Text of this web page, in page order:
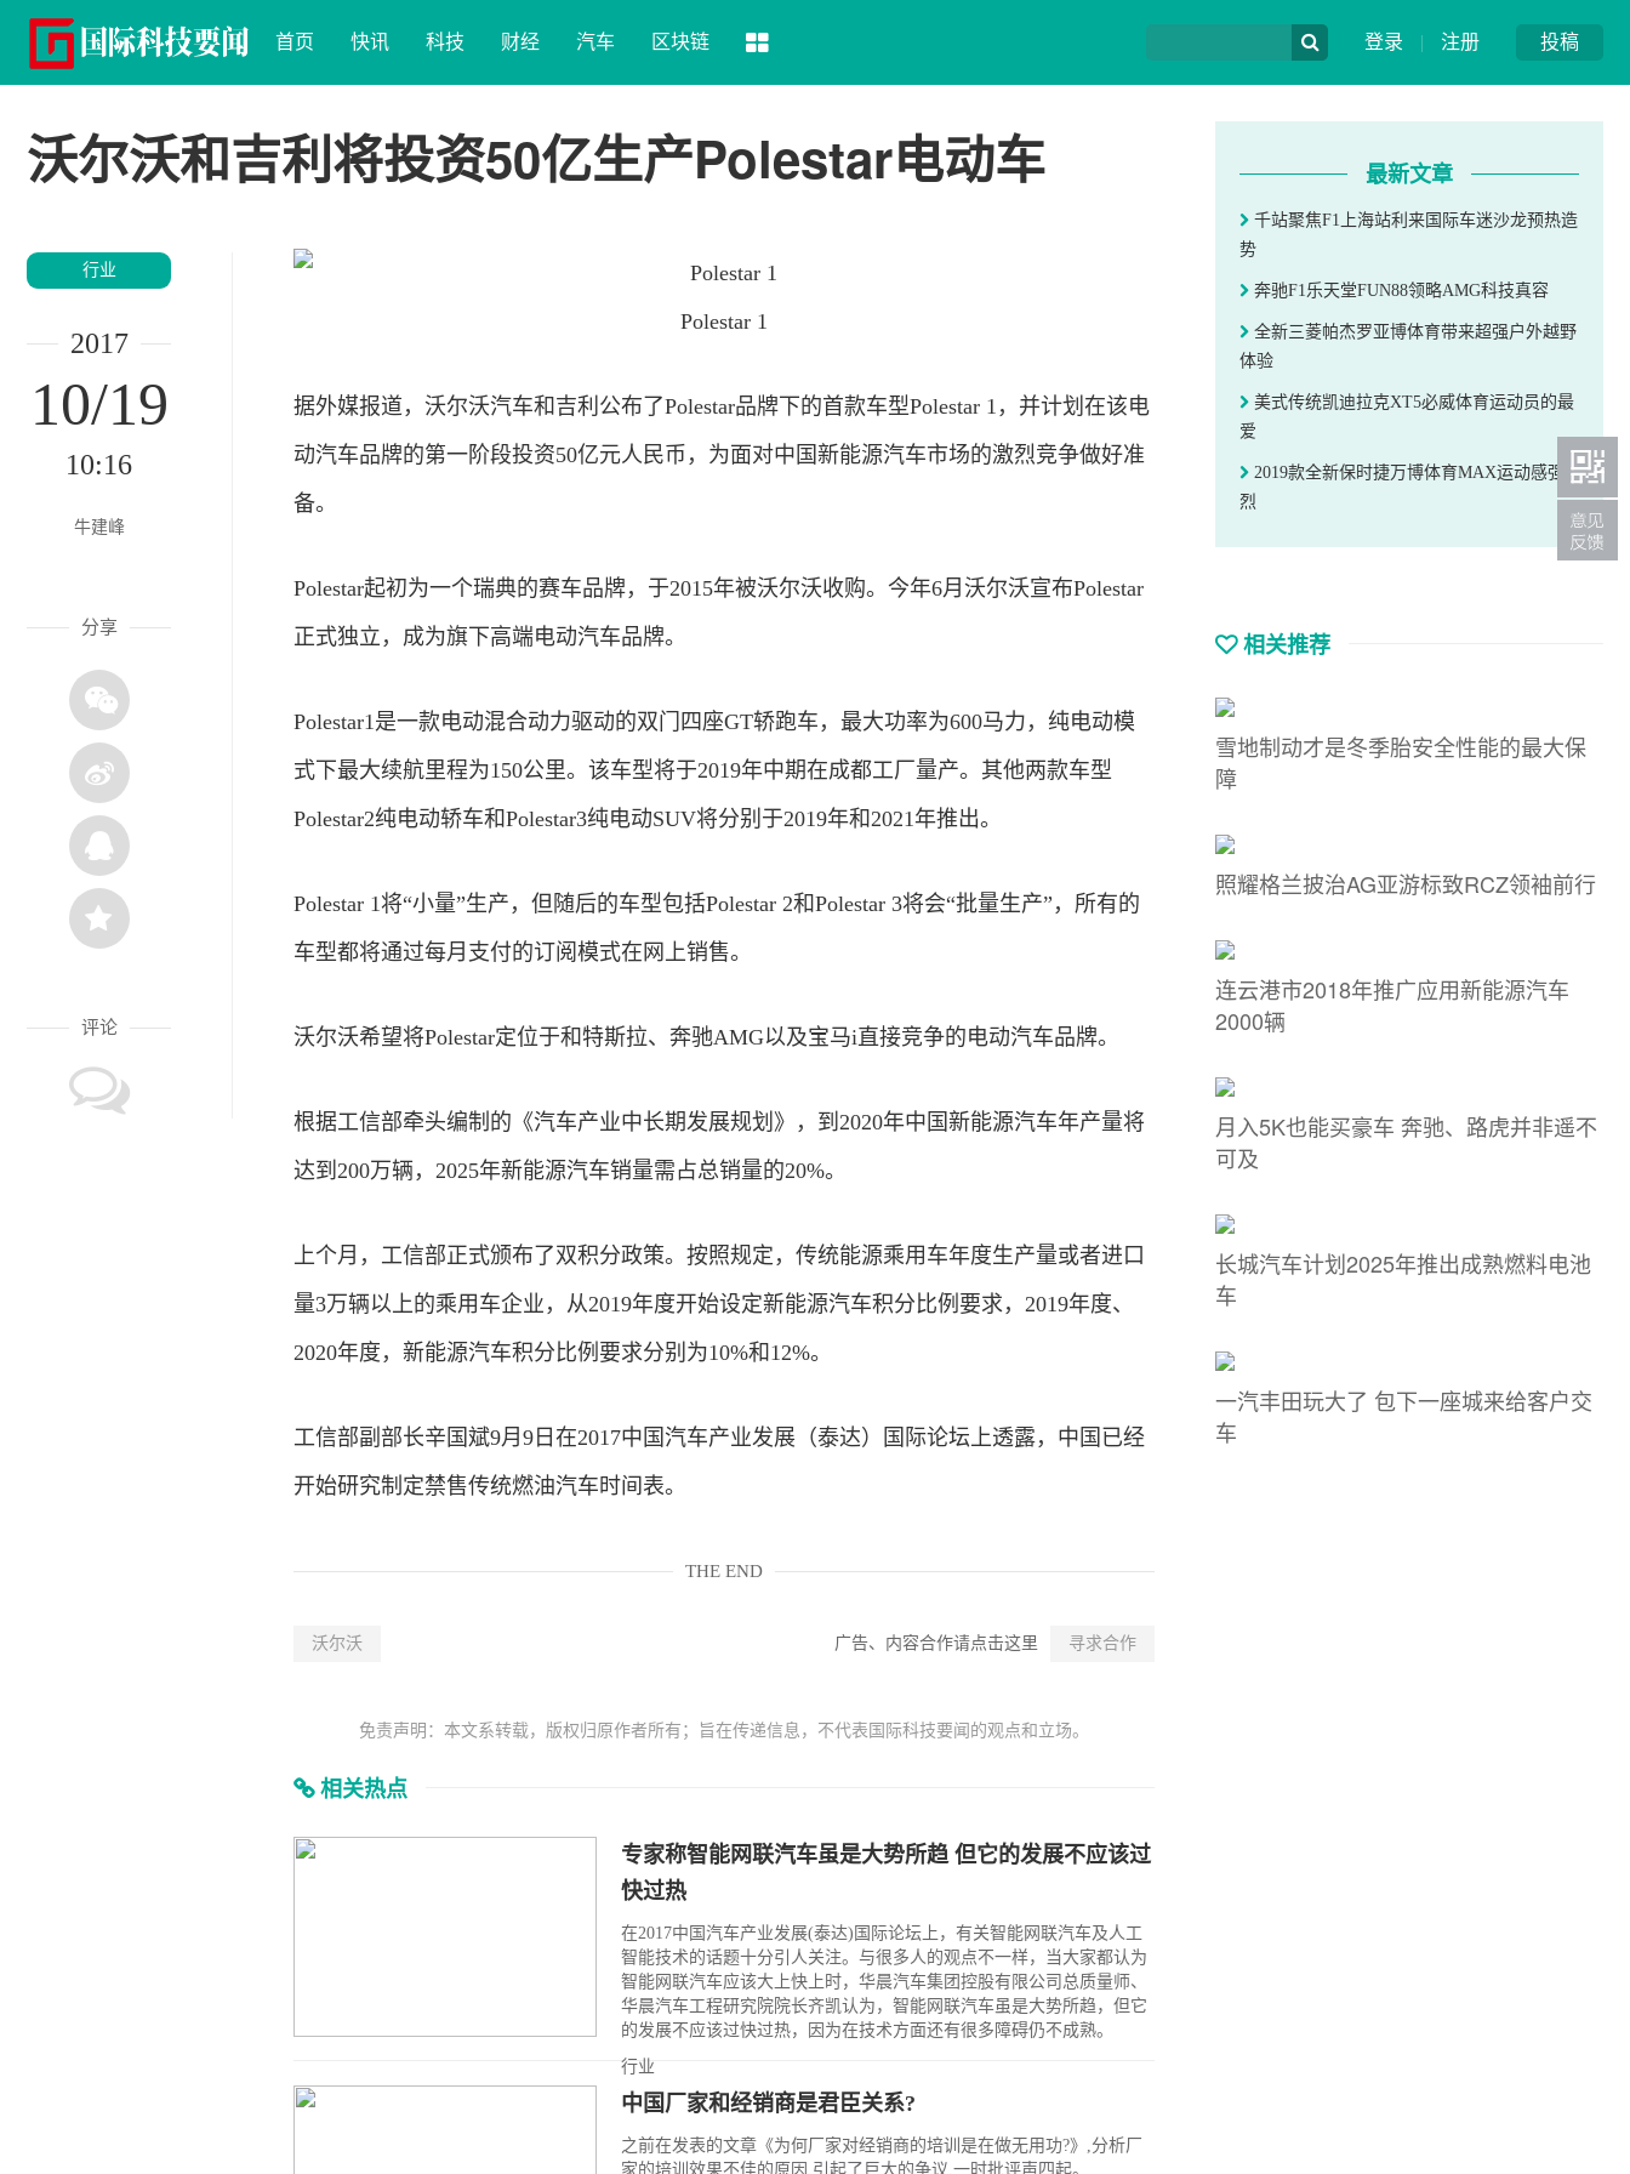
投稿
登录 | 注册
首页 快讯 科技 财经 汽车 区块链
沃尔沃和吉利将投资50亿生产Polestar电动车
行业
2017
10/19
10:16
牛建峰
分享
评论
Polestar 1
据外媒报道，沃尔沃汽车和吉利公布了Polestar品牌下的首款车型Polestar 1，并计划在该电
动汽车品牌的第一阶段投资50亿元人民币，为面对中国新能源汽车市场的激烈竞争做好准
备。
Polestar起初为一个瑞典的赛车品牌，于2015年被沃尔沃收购。今年6月沃尔沃宣布Polestar
正式独立，成为旗下高端电动汽车品牌。
Polestar1是一款电动混合动力驱动的双门四座GT轿跑车，最大功率为600马力，纯电动模
式下最大续航里程为150公里。该车型将于2019年中期在成都工厂量产。其他两款车型
Polestar2纯电动轿车和Polestar3纯电动SUV将分别于2019年和2021年推出。
Polestar 1将“小量”生产，但随后的车型包括Polestar 2和Polestar 3将会“批量生产”，所有的
车型都将通过每月支付的订阅模式在网上销售。
沃尔沃希望将Polestar定位于和特斯拉、奔驰AMG以及宝马i直接竞争的电动汽车品牌。
根据工信部牵头编制的《汽车产业中长期发展规划》，到2020年中国新能源汽车年产量将
达到200万辆，2025年新能源汽车销量需占总销量的20%。
上个月，工信部正式颁布了双积分政策。按照规定，传统能源乘用车年度生产量或者进口
量3万辆以上的乘用车企业，从2019年度开始设定新能源汽车积分比例要求，2019年度、
2020年度，新能源汽车积分比例要求分别为10%和12%。
工信部副部长辛国斌9月9日在2017中国汽车产业发展（泰达）国际论坛上透露，中国已经
开始研究制定禁售传统燃油汽车时间表。
THE END
广告、内容合作请点击这里 寻求合作
沃尔沃
免责声明：本文系转载，版权归原作者所有；旨在传递信息，不代表国际科技要闻的观点和立场。
相关热点
专家称智能网联汽车虽是大势所趋 但它的发展不应该过
快过热
在2017中国汽车产业发展(泰达)国际论坛上，有关智能网联汽车及人工
智能技术的话题十分引人关注。与很多人的观点不一样，当大家都认为
智能网联汽车应该大上快上时，华晨汽车集团控股有限公司总质量师、
华晨汽车工程研究院院长齐凯认为，智能网联汽车虽是大势所趋，但它
的发展不应该过快过热，因为在技术方面还有很多障碍仍不成熟。
行业
中国厂家和经销商是君臣关系?
之前在发表的文章《为何厂家对经销商的培训是在做无用功?》,分析厂
家的培训效果不佳的原因,引起了巨大的争议,一时批评声四起。
最新文章
千站聚焦F1上海站利来国际车迷沙龙预热造
势
奔驰F1乐天堂FUN88领略AMG科技真容
全新三菱帕杰罗亚博体育带来超强户外越野
体验
美式传统凯迪拉克XT5必威体育运动员的最
爱
2019款全新保时捷万博体育MAX运动感强
烈
相关推荐
雪地制动才是冬季胎安全性能的最大保
障
照耀格兰披治AG亚游标致RCZ领袖前行
连云港市2018年推广应用新能源汽车
2000辆
月入5K也能买豪车 奔驰、路虎并非遥不
可及
长城汽车计划2025年推出成熟燃料电池
车
一汽丰田玩大了 包下一座城来给客户交
车